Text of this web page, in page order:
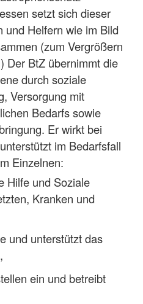
setzt sich dieser
und Helfern wie im Bild
(zum Vergrößern
Der BtZ übernimmt die
durch soziale
Versorgung mit
Bedarfs sowie
Er wirkt bei
im Bedarfsfall
Einzelnen:
Hilfe und Soziale
Kranken und
und unterstützt das
ein und betreibt